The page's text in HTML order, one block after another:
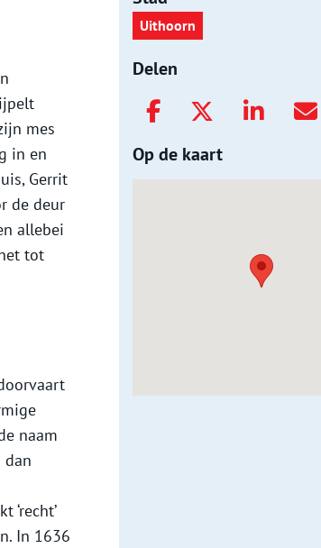
mes
in en
Gerrit
de deur
allebei
tot
naam
dan
In 1636
Uithoorn
Delen
Op de kaart